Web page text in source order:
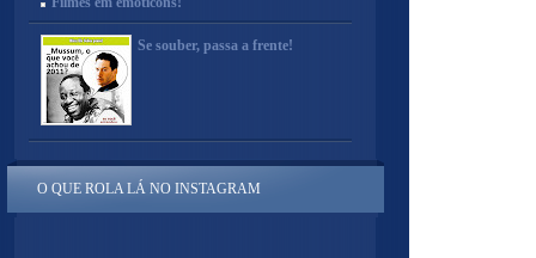
Se souber, passa a frente!
O QUE ROLA LÁ NO INSTAGRAM